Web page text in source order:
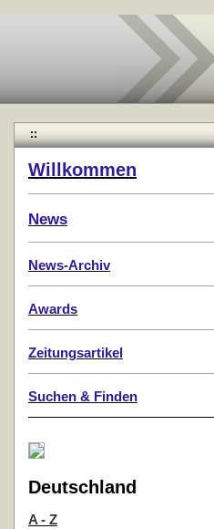
::
Willkommen
News
News-Archiv
Awards
Zeitungsartikel
Suchen & Finden
Deutschland
A - Z